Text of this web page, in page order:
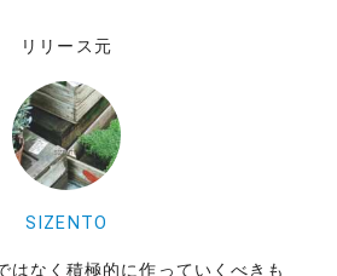
リリース元
SIZENTO
はなく積極的に作っていくべきも